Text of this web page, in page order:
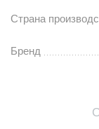
Страна
Бренд